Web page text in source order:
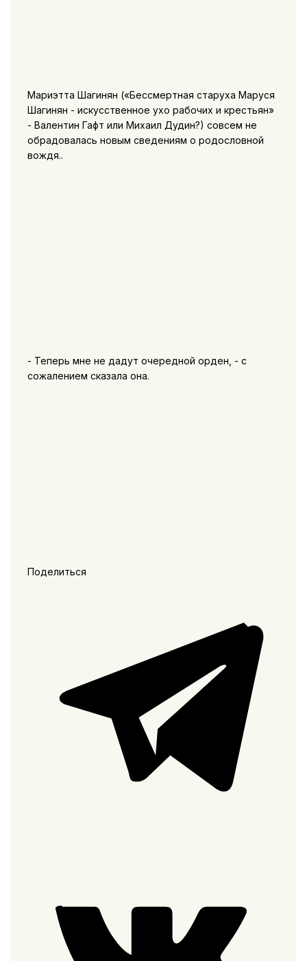
Мариэтта Шагинян («Бессмертная старуха Маруся
Шагинян - искусственное ухо рабочих и крестьян»
- Валентин Гафт или Михаил Дудин?) совсем не
обрадовалась новым сведениям о родословной
вождя..
- Теперь мне не дадут очередной орден, - с
сожалением сказала она.
Поделиться